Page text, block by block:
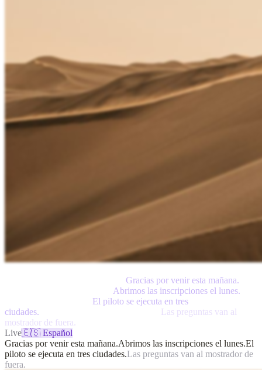
Gracias por venir esta mañana.
Abrimos las inscripciones el lunes.
El piloto se ejecuta en tres
ciudades.
Las preguntas van al
mostrador de fuera.
Live🇪🇸 Español
Gracias por venir esta mañana.Abrimos las inscripciones el lunes.El
piloto se ejecuta en tres ciudades.Las preguntas van al mostrador de
fuera.